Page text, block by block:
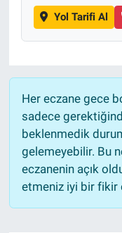
Yol Tarifi Al
Her eczane gece
sadece
beklenmedik
gelemeyebilir. Bu
eczanenin açık
etmeniz iyi bir fikir
Ekonomi
Teknoloji
Magazin
Siyaset
Yaşam